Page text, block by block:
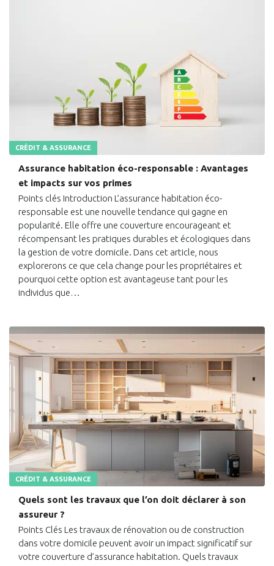
CRÉDIT & ASSURANCE
Assurance habitation éco-responsable : Avantages
et impacts sur vos primes
Points clés Introduction L’assurance habitation éco-
responsable est une nouvelle tendance qui gagne en
popularité. Elle offre une couverture encourageant et
récompensant les pratiques durables et écologiques dans
la gestion de votre domicile. Dans cet article, nous
explorerons ce que cela change pour les propriétaires et
pourquoi cette option est avantageuse tant pour les
individus que…
CRÉDIT & ASSURANCE
Quels sont les travaux que l’on doit déclarer à son
assureur ?
Points Clés Les travaux de rénovation ou de construction
dans votre domicile peuvent avoir un impact significatif sur
votre couverture d’assurance habitation. Quels travaux